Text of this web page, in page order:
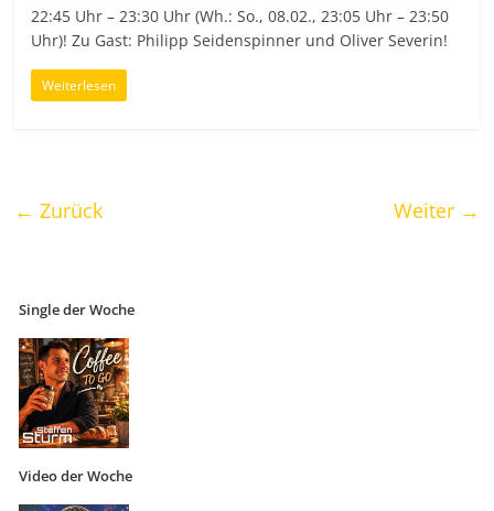
22:45 Uhr – 23:30 Uhr (Wh.: So., 08.02., 23:05 Uhr – 23:50
Uhr)! Zu Gast: Philipp Seidenspinner und Oliver Severin!
Weiterlesen
← Zurück Weiter →
Single der Woche
Video der Woche